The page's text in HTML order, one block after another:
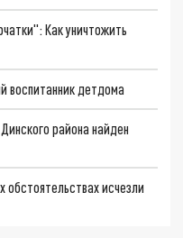
Как уничтожить
воспитанник детдома
района найден
обстоятельствах исчезли